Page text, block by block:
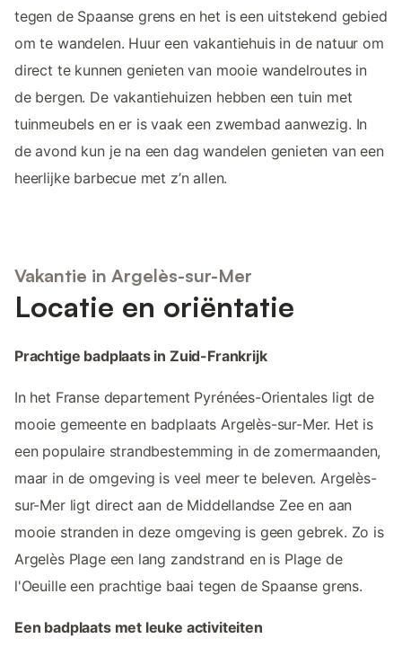
tegen de Spaanse grens en het is een uitstekend gebied
om te wandelen. Huur een vakantiehuis in de natuur om
direct te kunnen genieten van mooie wandelroutes in
de bergen. De vakantiehuizen hebben een tuin met
tuinmeubels en er is vaak een zwembad aanwezig. In
de avond kun je na een dag wandelen genieten van een
heerlijke barbecue met z’n allen.
Vakantie in Argelès-sur-Mer
Locatie en oriëntatie
Prachtige badplaats in Zuid-Frankrijk
In het Franse departement Pyrénées-Orientales ligt de
mooie gemeente en badplaats Argelès-sur-Mer. Het is
een populaire strandbestemming in de zomermaanden,
maar in de omgeving is veel meer te beleven. Argelès-
sur-Mer ligt direct aan de Middellandse Zee en aan
mooie stranden in deze omgeving is geen gebrek. Zo is
Argelès Plage een lang zandstrand en is Plage de
l'Oeuille een prachtige baai tegen de Spaanse grens.
Een badplaats met leuke activiteiten